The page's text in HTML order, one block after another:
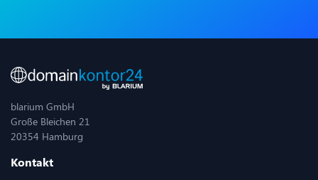
blarium GmbH
Große Bleichen 21
20354 Hamburg
Kontakt